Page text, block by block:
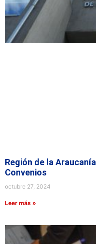
Región de la
Convenios
octubre 27, 2024
Leer más »